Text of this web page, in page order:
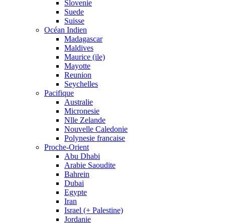
Slovenie
Suede
Suisse
Océan Indien
Madagascar
Maldives
Maurice (ile)
Mayotte
Reunion
Seychelles
Pacifique
Australie
Micronesie
Nlle Zelande
Nouvelle Caledonie
Polynesie francaise
Proche-Orient
Abu Dhabi
Arabie Saoudite
Bahrein
Dubai
Egypte
Iran
Israel (+ Palestine)
Jordanie